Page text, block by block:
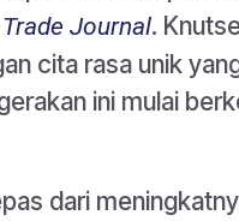
Journal.
cita rasa unik
ini mulai
dari